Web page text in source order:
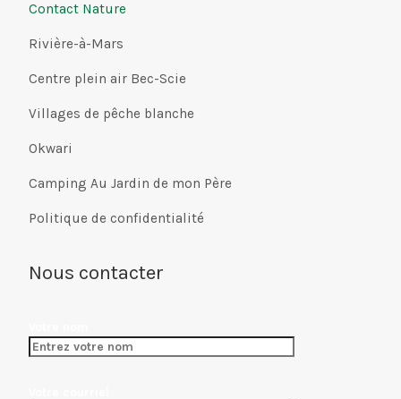
Contact Nature
Rivière-à-Mars
Centre plein air Bec-Scie
Villages de pêche blanche
Okwari
Camping Au Jardin de mon Père
Politique de confidentialité
Nous contacter